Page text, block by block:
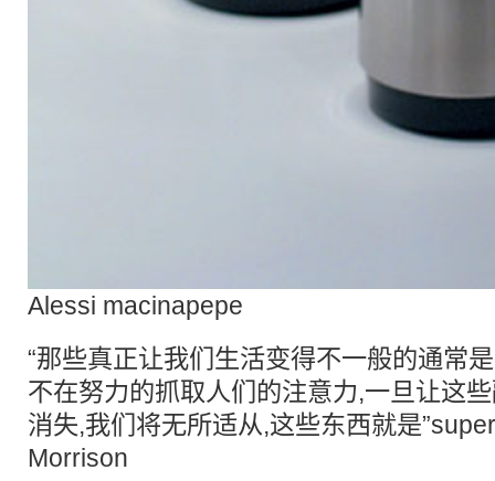
Alessi macinapepe
“那些真正让我们生活变得不一般的通常
不在努力的抓取人们的注意力,一旦让这
消失,我们将无所适从,这些东西就是
Morrison